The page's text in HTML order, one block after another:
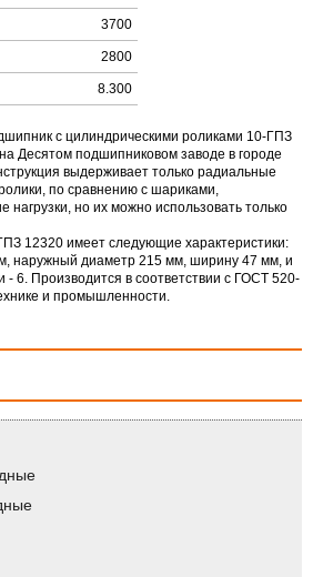
3700
2800
8.300
с цилиндрическими роликами 10-ГПЗ
Десятом подшипниковом заводе в городе
выдерживает только радиальные
по сравнению с шариками,
нагрузки, но их можно использовать только
12320 имеет следующие характеристики:
наружный диаметр 215 мм, ширину 47 мм, и
- 6. Производится в соответствии с ГОСТ 520-
и промышленности.